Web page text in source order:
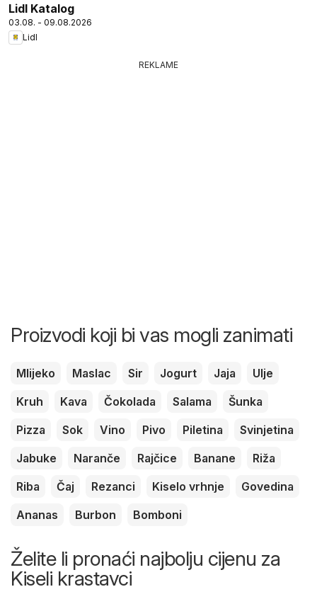
Lidl Katalog
03.08. - 09.08.2026
Lidl
REKLAME
Proizvodi koji bi vas mogli zanimati
Mlijeko Maslac Sir Jogurt Jaja
Ulje
Kruh
Kava Čokolada Salama
Šunka
Pizza
Sok Vino Pivo Piletina
Svinjetina
Jabuke
Naranče Rajčice Banane
Riža
Riba
Čaj Rezanci Kiselo vrhnje
Govedina
Ananas
Burbon Bomboni
Želite li pronaći najbolju cijenu za
Kiseli krastavci